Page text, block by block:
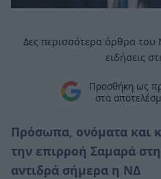
Δες περισσότερα άρθρα
ειδήσεις
Προσθήκη ως
στα
Πρόσωπα, ονόματα και
την επιρροή Σαμαρά
αντιδρά σήμερα η ΝΔ